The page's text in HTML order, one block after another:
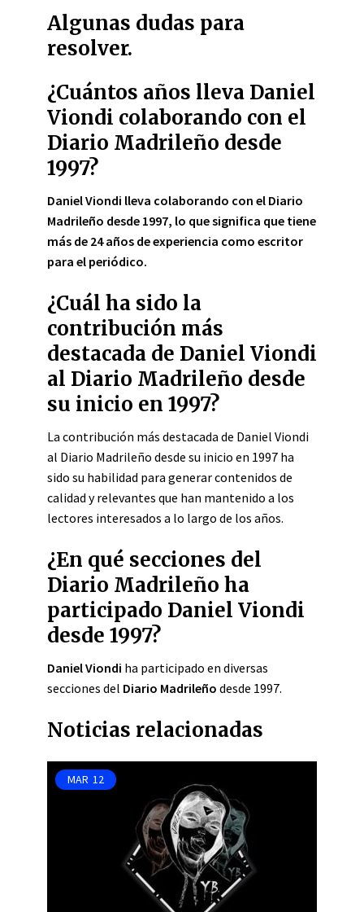
Algunas dudas para
resolver.
¿Cuántos años lleva Daniel
Viondi colaborando con el
Diario Madrileño desde
1997?
Daniel Viondi lleva colaborando con el Diario
Madrileño desde 1997, lo que significa que tiene
más de 24 años de experiencia como escritor
para el periódico.
¿Cuál ha sido la
contribución más
destacada de Daniel Viondi
al Diario Madrileño desde
su inicio en 1997?
La contribución más destacada de Daniel Viondi
al Diario Madrileño desde su inicio en 1997 ha
sido su habilidad para generar contenidos de
calidad y relevantes que han mantenido a los
lectores interesados a lo largo de los años.
¿En qué secciones del
Diario Madrileño ha
participado Daniel Viondi
desde 1997?
Daniel Viondi ha participado en diversas
secciones del Diario Madrileño desde 1997.
Noticias relacionadas
MAR 12